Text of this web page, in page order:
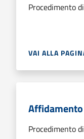
Procedimento
VAI ALLA
Procedimento